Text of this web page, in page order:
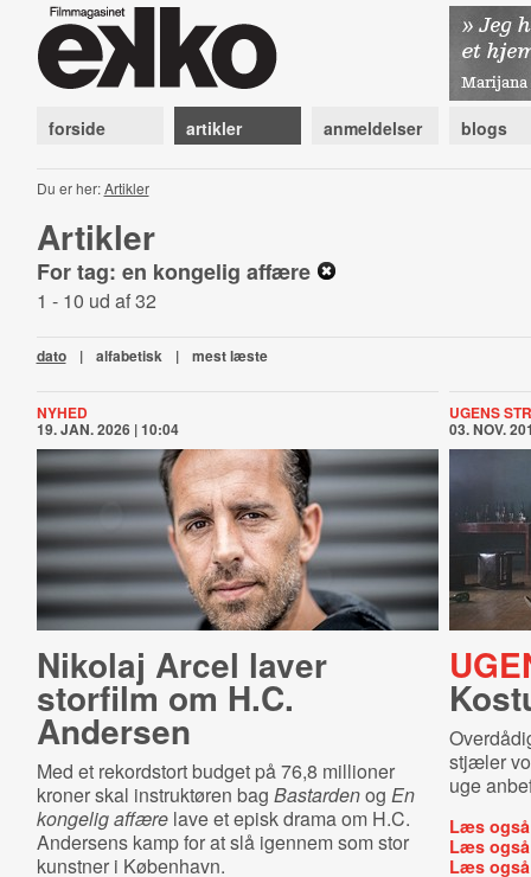
forside artikler anmeldelser blogs
Du er her:Artikler
Artikler
For tag: en kongelig affære
1 - 10 ud af 32
dato | alfabetisk | mest læste
NYHED
19. JAN. 2026 | 10:04
Nikolaj Arcel laver
storfilm om H.C.
Andersen
Med et rekordstort budget på 76,8 millioner
kroner skal instruktøren bag Bastardenog En
kongelig affærelave et episk drama om H.C.
Andersens kamp for at slå igennem som stor
kunstner i København.
UGENS
03. NOV.
stjæler
uge
Læs
Læs
Læs